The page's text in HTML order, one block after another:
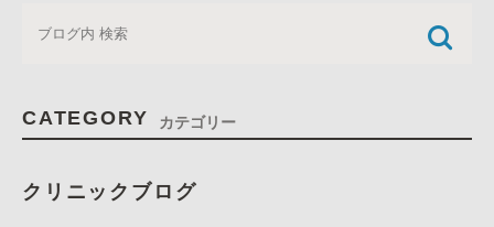
CATEGORY カテゴリー
クリニックブログ